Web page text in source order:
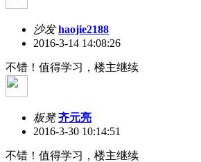
沙发 haojie2188
2016-3-14 14:08:26
不错！值得学习，楼主继续
板凳 齐元亮
2016-3-30 10:14:51
不错！值得学习，楼主继续